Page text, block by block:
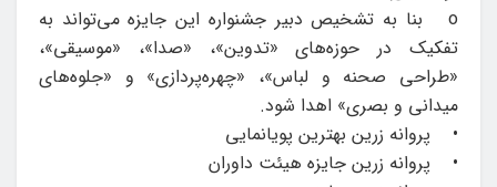
o بنا به تشخیص دبیر جشنواره این جایزه می‌تواند به
تفکیک در حوزه‌های «تدوین»، «صدا»، «موسیقی»،
«طراحی صحنه و لباس»، «چهره‌پردازی» و «جلوه‌های
میدانی و بصری» اهدا شود.
• پروانه زرین بهترین پویانمایی
• پروانه زرین جایزه‌ هیئت داوران